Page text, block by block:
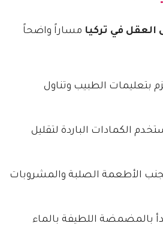
في تركيا مساراً واضحاً
بتعليمات الطبيب وتناول
الكمادات الباردة لتقليل
الأطعمة الصلبة والمشروبات
بالمضمضة اللطيفة بالماء